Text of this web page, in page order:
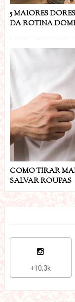
5 MAIORES
DA ROTINA
COMO TIRAR
SALVAR ROUPAS
+10,3k